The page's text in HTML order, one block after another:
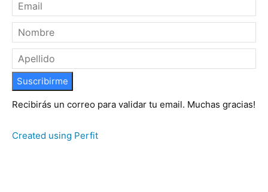
Suscribirme
Recibirás un correo para validar tu email. Muchas gracias!
Created using Perfit